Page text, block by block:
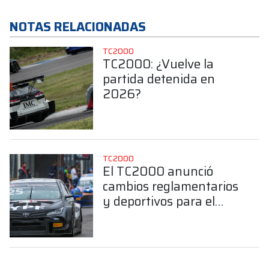
NOTAS RELACIONADAS
TC2000
TC2000: ¿Vuelve la
partida detenida en
2026?
TC2000
El TC2000 anunció
cambios reglamentarios
y deportivos para el